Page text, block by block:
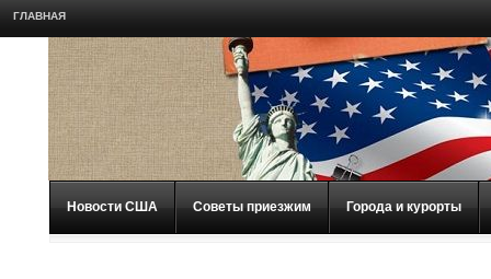
ГЛАВНАЯ
Новости США Советы приезжим Города и курорты